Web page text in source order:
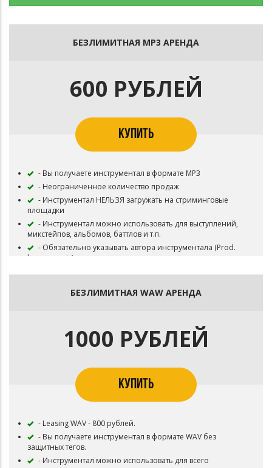
БЕЗЛИМИТНАЯ MP3 АРЕНДА
600 РУБЛЕЙ
КУПИТЬ
- Вы получаете инструментал в формате MP3
- Неограниченное количество продаж
- Инструментал НЕЛЬЗЯ загружать на стриминговые
площадки
- Инструментал можно использовать для выступлений,
микстейпов, альбомов, баттлов и т.п.
- Обязательно указывать автора инструментала (Prod.
by xsenonsix).
- Инструментал остается в продаже до тех пор, пока не
БЕЗЛИМИТНАЯ WAW АРЕНДА
1000 РУБЛЕЙ
КУПИТЬ
- Leasing WAV - 800 рублей.
- Вы получаете инструментал в формате WAV без
защитных тегов.
- Инструментал можно использовать для всего